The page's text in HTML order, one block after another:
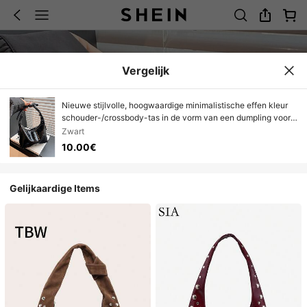
Vergelijk
Nieuwe stijlvolle, hoogwaardige minimalistische effen kleur
schouder-/crossbody-tas in de vorm van een dumpling voor
dames
Zwart
10.00€
Gelijkaardige Items